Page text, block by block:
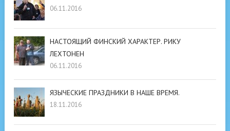
06.11.2016
НАСТОЯЩИЙ ФИНСКИЙ ХАРАКТЕР. РИКУ
ЛЕХТОНЕН
06.11.2016
ЯЗЫЧЕСКИЕ ПРАЗДНИКИ В НАШЕ ВРЕМЯ.
18.11.2016